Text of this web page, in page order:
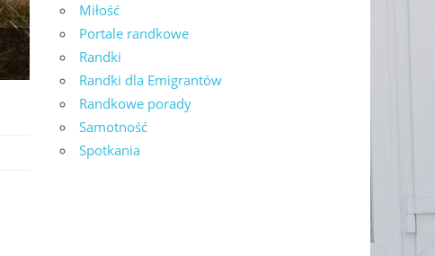
Miłość
Portale randkowe
Randki
Randki dla Emigrantów
Randkowe porady
Samotność
Spotkania